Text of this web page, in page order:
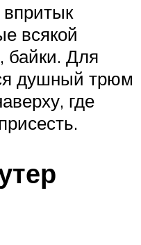
впритык
всякой
байки. Для
душный трюм
где